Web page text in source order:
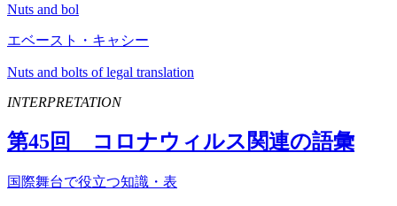
Nuts and bol
エベースト・キャシー
Nuts and bolts of legal translation
INTERPRETATION
第45回 コロナウィルス関連の語彙
国際舞台で役立つ知識・表